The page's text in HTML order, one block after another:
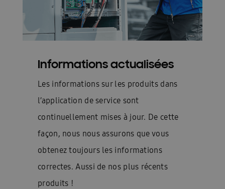
Informations actualisées
Les informations sur les produits dans
l’application de service sont
continuellement mises à jour. De cette
façon, nous nous assurons que vous
obtenez toujours les informations
correctes. Aussi de nos plus récents
produits !